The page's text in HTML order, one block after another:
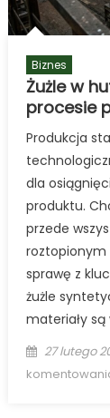
Biznes
Żużle w
procesie
Produkcja
dla
produktu.
przede
roztopionym
sprawę z
żużle
materiały są
Posted
on
27 lutego